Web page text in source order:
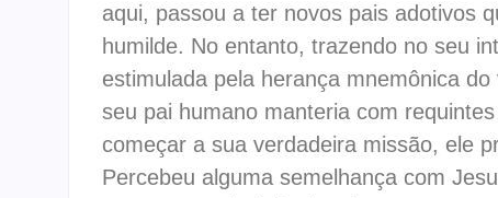
aqui, passou a ter novos pais adotivos
humilde. No entanto, trazendo no seu
estimulada pela herança mnemônica
seu pai humano manteria com
começar a sua verdadeira missão, ele
Percebeu alguma semelhança com